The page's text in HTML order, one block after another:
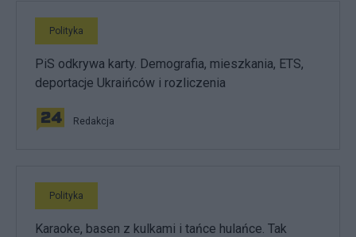
Polityka
PiS odkrywa karty. Demografia, mieszkania, ETS,
deportacje Ukraińców i rozliczenia
Redakcja
Polityka
Karaoke, basen z kulkami i tańce hulańce. Tak